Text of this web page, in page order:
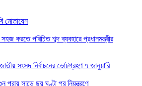
মোতায়েন
সহজ করতে পরিচিত শব্দ ব্যবহারে প্রধানমন্ত্রীর
সংসদ নির্বাচনের ভোটগ্রহণ ৭ জানুয়ারি
প্রায় সাড়ে ছয় ঘণ্টা পর নিয়ন্ত্রণে